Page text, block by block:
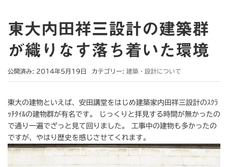
東大内田祥三設計の建築群
が織りなす落ち着いた環境
公開済み: 2014年5月19日 カテゴリー: 建築・設計について
東大の建物といえば、安田講堂をはじめ建築家内田祥三設計のｽｸﾗ
ｯﾁﾀｲﾙの建物群が有名です。 じっくりと拝見する時間が無かったの
で通り一遍でざっと見て回りました。 工事中の建物も多かったの
ですが、やはり歴史を感じさせてくれます。